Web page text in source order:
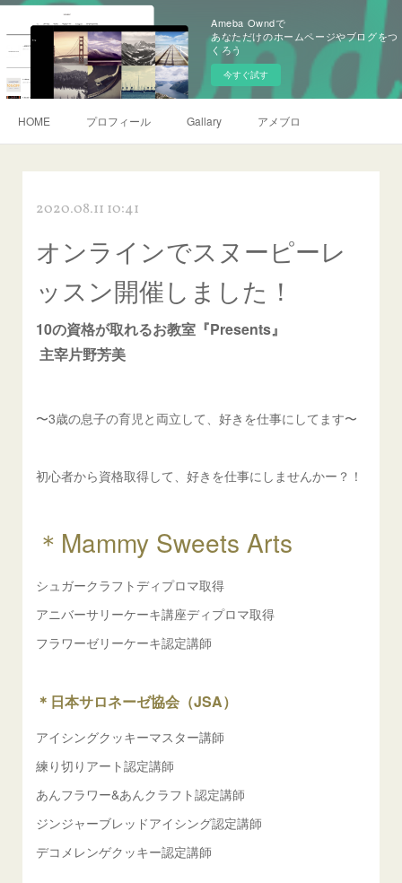
Ameba Owndで
あなただけのホームページやブログをつ
くろう
今すぐ試す
HOME プロフィール Gallary アメブロ
2020.08.11 10:41
オンラインでスヌーピーレ
ッスン開催しました！
10の資格が取れるお教室『Presents』
主宰片野芳美
〜3歳の息子の育児と両立して、好きを仕事にしてます〜
初心者から資格取得して、好きを仕事にしませんかー？！
＊Mammy Sweets Arts
シュガークラフトディプロマ取得
アニバーサリーケーキ講座ディプロマ取得
フラワーゼリーケーキ認定講師
＊日本サロネーゼ協会（JSA）
アイシングクッキーマスター講師
練り切りアート認定講師
あんフラワー&あんクラフト認定講師
ジンジャーブレッドアイシング認定講師
デコメレンゲクッキー認定講師